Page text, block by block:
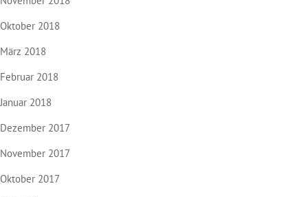
Oktober 2018
März 2018
Februar 2018
Januar 2018
Dezember 2017
November 2017
Oktober 2017